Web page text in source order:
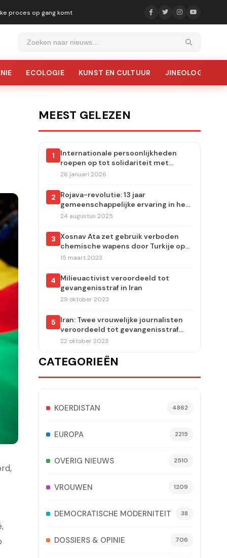
proces op gang komt
ECOLOGIE KUNST EN CULTUUR JINEOLOGIE
MEEST GELEZEN
1
Internationale persoonlijkheden
roepen op tot solidariteit met
Rojava: aanvallen moeten
26 januari 2026
2
Rojava-revolutie: 13 jaar
gemeenschappelijke ervaring in het
dorp Carudiye
24 augustus 2025
3 Xosnav Ata zet gebruik verboden
chemische wapens door Turkije op
de agenda van het Europees
15 maart 2023
4
Milieuactivist veroordeeld tot
gevangenisstraf in Iran
29 oktober 2023
5
Iran: Twee vrouwelijke journalisten
veroordeeld tot gevangenisstraf
voor verslaggeving over de moord
22 oktober 2023
CATEGORIEËN
KOERDISTAN 4862
EUROPA 2215
OVERIG NIEUWS 2510
VROUWEN 1209
DEMOCRATISCHE MODERNITEIT 38
DOSSIERS & OPINIE 706